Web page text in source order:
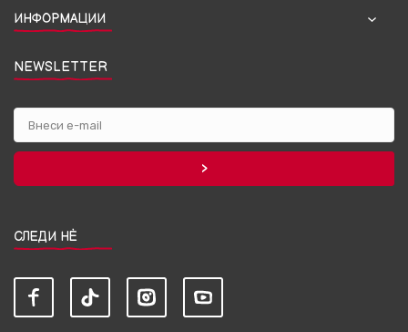
ИНФОРМАЦИИ
NEWSLETTER
СЛЕДИ НЀ